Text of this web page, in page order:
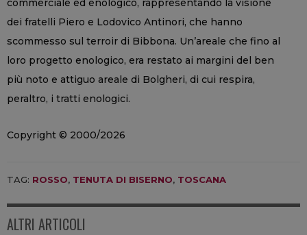
dei fratelli Piero e Lodovico Antinori, che hanno
scommesso sul terroir di Bibbona. Un’areale che fino al
loro progetto enologico, era restato ai margini del ben
più noto e attiguo areale di Bolgheri, di cui respira,
peraltro, i tratti enologici.
Copyright © 2000/2026
TAG: ROSSO, TENUTA DI BISERNO, TOSCANA
ALTRI ARTICOLI